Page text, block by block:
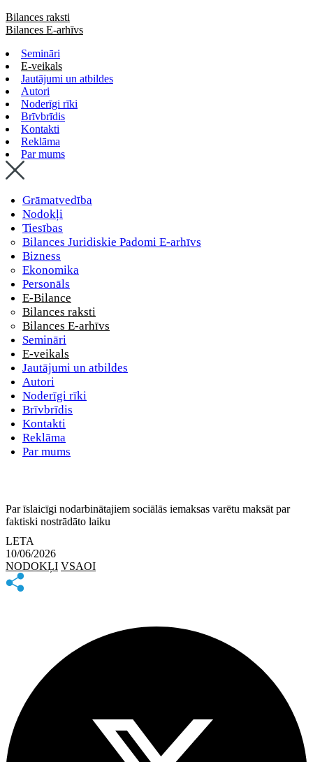
Bilances raksti
Bilances E-arhīvs
Semināri
E-veikals
Jautājumi un atbildes
Autori
Noderīgi rīki
Brīvbrīdis
Kontakti
Reklāma
Par mums
Grāmatvedība
Nodokļi
Tiesības
Bilances Juridiskie Padomi E-arhīvs
Bizness
Ekonomika
Personāls
E-Bilance
Bilances raksti
Bilances E-arhīvs
Semināri
E-veikals
Jautājumi un atbildes
Autori
Noderīgi rīki
Brīvbrīdis
Kontakti
Reklāma
Par mums
Par īslaicīgi nodarbinātajiem sociālās iemaksas varētu maksāt par
faktiski nostrādāto laiku
LETA
10/06/2026
NODOKĻI VSAOI